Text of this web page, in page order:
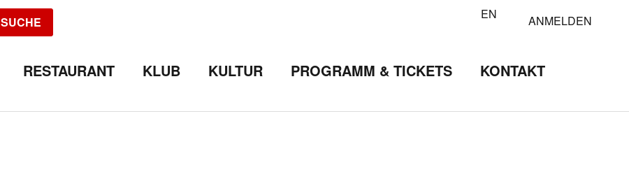
SUCHE EN ANMELDEN
RESTAURANT KLUB KULTUR PROGRAMM & TICKETS KONTAKT